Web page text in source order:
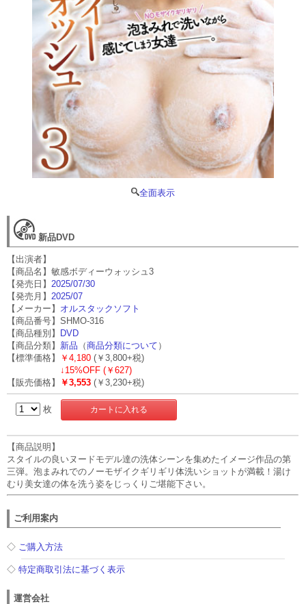
全面表示
新品DVD
【出演者】
【商品名】敏感ボディーウォッシュ3
【発売日】 2025/07/30
【発売月】 2025/07
【メーカー】 オルスタックソフト
【商品番号】SHMO-316
【商品種別】 DVD
【商品分類】 新品 （商品分類について ）
【標準価格】
￥4,180 (￥3,800+税)
↓ 15%OFF (￥627)
【販売価格】
￥3,553 (￥3,230+税)
枚
【商品説明】
スタイルの良いヌードモデル達の洗体シーンを集めたイメージ作品の第
三弾。泡まみれでのノーモザイクギリギリ体洗いショットが満載！湯け
むり美女達の体を洗う姿をじっくりご堪能下さい。
ご利用案内
◇ ご購入方法
◇特定商取引法に基づく表示
運営会社